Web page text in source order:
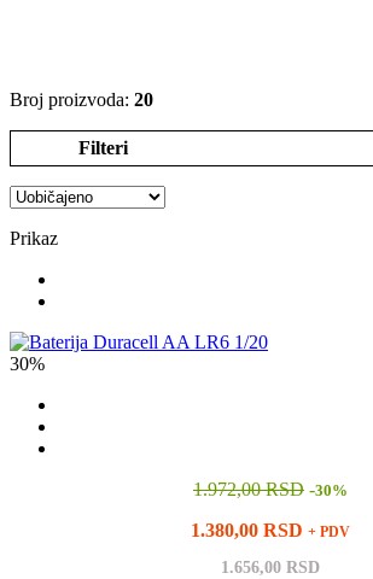
Broj proizvoda: 20
Filteri
Prikaz
30%
1.972,00 RSD -30%
1.380,00 RSD + PDV
1.656,00 RSD